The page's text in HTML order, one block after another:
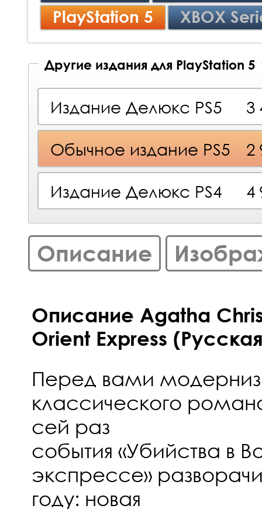
PlayStation 5
XBOX
Другие издания для PlayStation 5
Издание Делюкс PS5 3
Обычное издание PS5 2
Издание Делюкс PS4 4
Описание
Описание Agatha
Orient Express
Перед вами
классического
сей раз
события «Убийства в
экспрессе»
году: новая